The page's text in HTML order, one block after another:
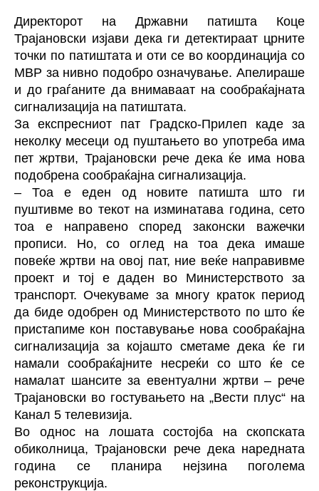
Директорот на Државни патишта Коце
Трајановски изјави дека ги детектираат црните
точки по патиштата и оти се во координација со
МВР за нивно подобро означување. Апелираше
и до граѓаните да внимаваат на сообраќајната
сигнализација на патиштата.
За експресниот пат Градско-Прилеп каде за
неколку месеци од пуштањето во употреба има
пет жртви, Трајановски рече дека ќе има нова
подобрена сообраќајна сигнализација.
– Тоа е еден од новите патишта што ги
пуштивме во текот на изминатава година, сето
тоа е направено според законски важечки
прописи. Но, со оглед на тоа дека имаше
повеќе жртви на овој пат, ние веќе направивме
проект и тој е даден во Министерството за
транспорт. Очекуваме за многу краток период
да биде одобрен од Министерството по што ќе
пристапиме кон поставување нова сообраќајна
сигнализација за којашто сметаме дека ќе ги
намали сообраќајните несреќи со што ќе се
намалат шансите за евентуални жртви – рече
Трајановски во гостувањето на „Вести плус“ на
Канал 5 телевизија.
Во однос на лошата состојба на скопската
обиколница, Трајановски рече дека наредната
година се планира нејзина поголема
реконструкција.